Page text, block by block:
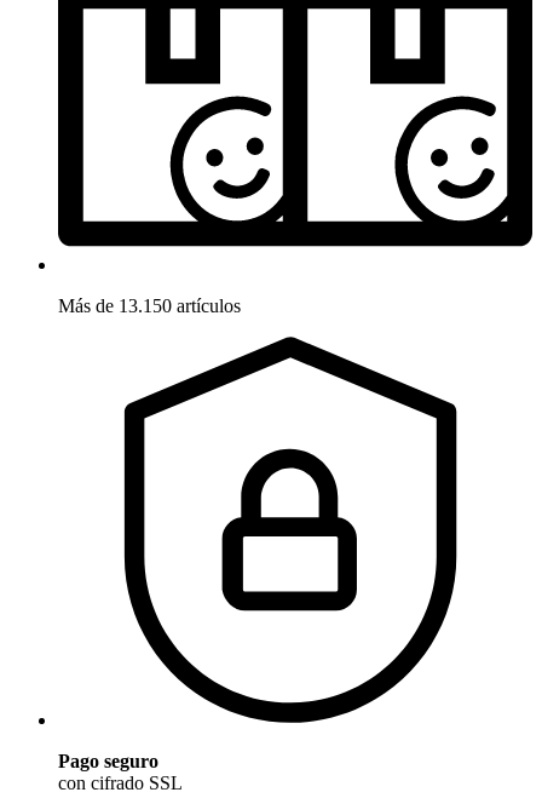
Más de 13.150 artículos
Pago seguro
con cifrado SSL